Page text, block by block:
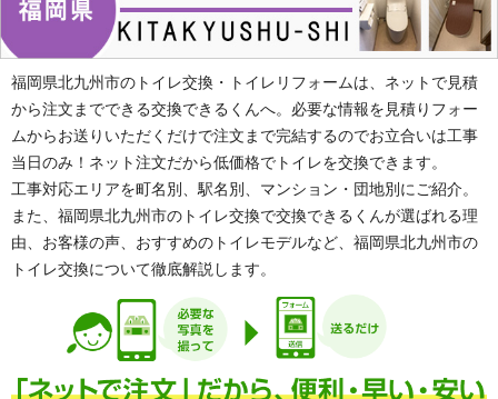
福岡県北九州市のトイレ交換・トイレリフォームは、ネットで見積
から注文までできる交換できるくんへ。必要な情報を見積りフォー
ムからお送りいただくだけで注文まで完結するのでお立合いは工事
当日のみ！ネット注文だから低価格でトイレを交換できます。
工事対応エリアを町名別、駅名別、マンション・団地別にご紹介。
また、福岡県北九州市のトイレ交換で交換できるくんが選ばれる理
由、お客様の声、おすすめのトイレモデルなど、福岡県北九州市の
トイレ交換について徹底解説します。